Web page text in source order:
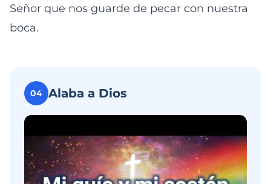
Señor que nos guarde de pecar con nuestra
boca.
04 Alaba a Dios